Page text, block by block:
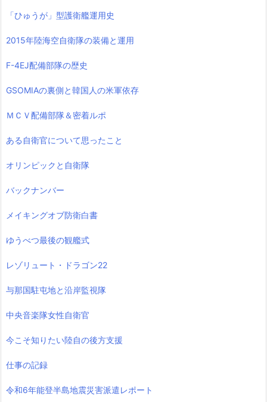
「ひゅうが」型護衛艦運用史
2015年陸海空自衛隊の装備と運用
F-4EJ配備部隊の歴史
GSOMIAの裏側と韓国人の米軍依存
ＭＣＶ配備部隊＆密着ルポ
ある自衛官について思ったこと
オリンピックと自衛隊
バックナンバー
メイキングオブ防衛白書
ゆうべつ最後の観艦式
レゾリュート・ドラゴン22
与那国駐屯地と沿岸監視隊
中央音楽隊女性自衛官
今こそ知りたい陸自の後方支援
仕事の記録
令和6年能登半島地震災害派遣レポート